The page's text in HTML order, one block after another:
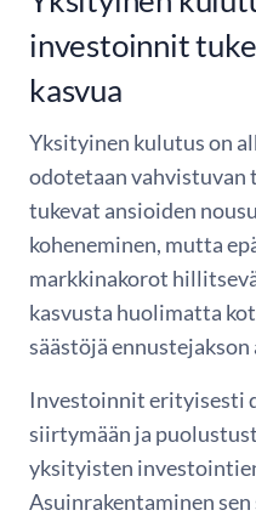
investoinnit
kasvua
Yksityinen kulutus on
odotetaan vahvistuvan
tukevat ansioiden
koheneminen, mutta
markkinakorot
kasvusta huolimatta
säästöjä ennustejakson
Investoinnit erityisesti
siirtymään ja
yksityisten
Asuinrakentaminen